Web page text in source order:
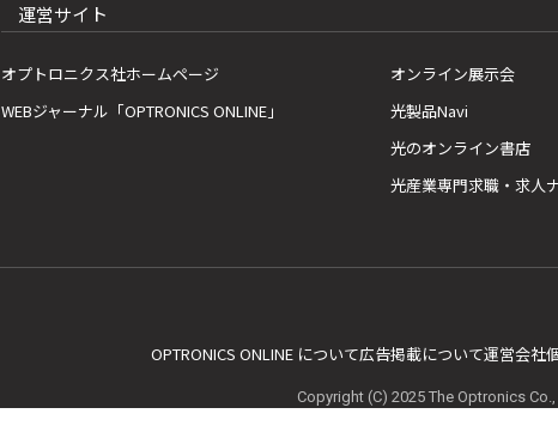
運営サイト
オプトロニクス社ホームページ
WEBジャーナル「OPTRONICS ONLINE」
オンライン展示会
光製品Navi
光のオンライン書店
光産業専門求職・求人
OPTRONICS ONLINE について広告掲載について運営会社
Copyright (C) 2025 The Optronics